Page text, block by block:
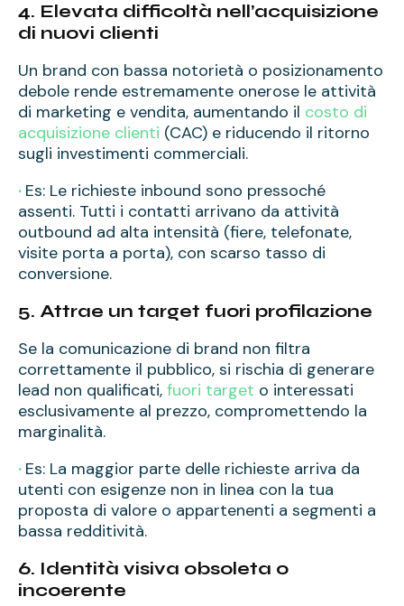
4. Elevata difficoltà nell’acquisizione
di nuovi clienti
Un brand con bassa notorietà o posizionamento
debole rende estremamente onerose le attività
di marketing e vendita, aumentando il costo di
acquisizione clienti (CAC) e riducendo il ritorno
sugli investimenti commerciali.
· Es: Le richieste inbound sono pressoché
assenti. Tutti i contatti arrivano da attività
outbound ad alta intensità (fiere, telefonate,
visite porta a porta), con scarso tasso di
conversione.
5. Attrae un target fuori profilazione
Se la comunicazione di brand non filtra
correttamente il pubblico, si rischia di generare
lead non qualificati, fuori target o interessati
esclusivamente al prezzo, compromettendo la
marginalità.
· Es: La maggior parte delle richieste arriva da
utenti con esigenze non in linea con la tua
proposta di valore o appartenenti a segmenti a
bassa redditività.
6. Identità visiva obsoleta o
incoerente